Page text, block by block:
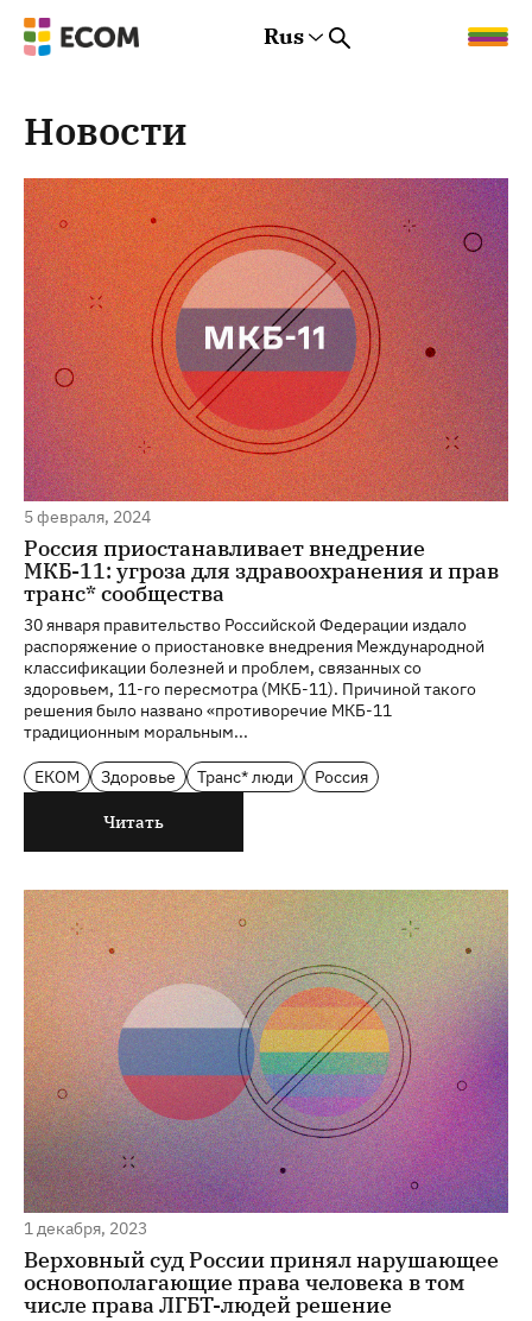
Rus
Новости
5 февраля, 2024
Россия приостанавливает внедрение
МКБ-11: угроза для здравоохранения и прав
транс* сообщества
30 января правительство Российской Федерации издало
распоряжение о приостановке внедрения Международной
классификации болезней и проблем, связанных со
здоровьем, 11-го пересмотра (МКБ-11). Причиной такого
решения было названо «противоречие МКБ-11
традиционным моральным...
ЕКОМ Здоровье Транс* люди Россия
Читать
1 декабря, 2023
Верховный суд России принял нарушающее
основополагающие права человека в том
числе права ЛГБТ-людей решение